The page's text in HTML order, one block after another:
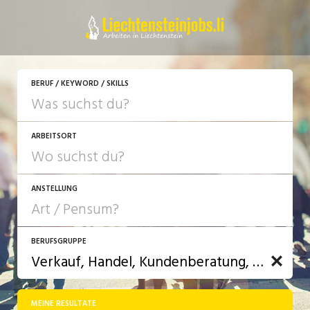
BERUF / KEYWORD / SKILLS
ARBEITSORT
ANSTELLUNG
JOB-TYP
10-100%
Festanstellung
BERUFSGRUPPE
MEINE RESULTATE